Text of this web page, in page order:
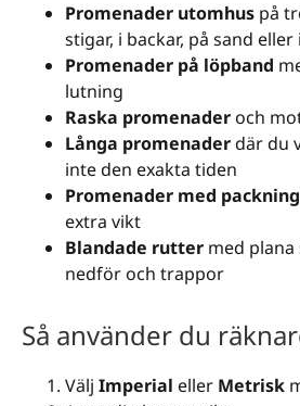
Promenader utomhus på
stigar, i backar, på sand eller
Promenader på löpband
lutning
Raska promenader och
Långa promenaderdär du
inte den exakta tiden
Promenader med packning
extra vikt
Blandade rutter med
nedför och trappor
Så använder du
Välj Imperial eller Metrisk